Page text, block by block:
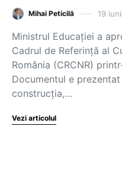
Mihai Peticilă 19
Ministrul Educației a
Cadrul de Referință al
România (CRCNR)
Documentul e
construcția,…
Vezi articolul